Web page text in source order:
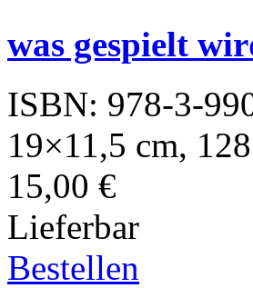
was gespielt
ISBN: 978-3-
19×11,5 cm,
15,00 €
Lieferbar
Bestellen